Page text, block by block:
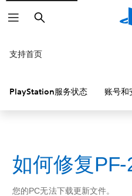
搜
索
支持首页
PlayStation服务状态 账号和
如何修复
您的PC无法下载更新文件。